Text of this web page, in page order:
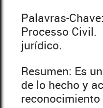
Palavras-
Processo Civil.
jurídico.
Resumen: Es
de lo hecho y